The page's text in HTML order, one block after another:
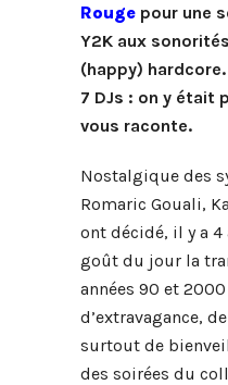
Rouge pour une
Y2K aux
(happy)
7 DJs : on y était
vous raconte.
Nostalgique des
Romaric Gouali,
ont décidé, il y a 4
goût du jour la
années 90 et
d’extravagance,
surtout de
des soirées du